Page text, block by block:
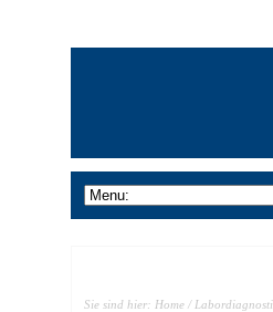
Sie sind hier: Home /